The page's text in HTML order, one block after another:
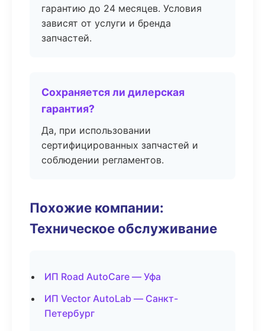
гарантию до 24 месяцев. Условия
зависят от услуги и бренда
запчастей.
Сохраняется ли дилерская
гарантия?
Да, при использовании
сертифицированных запчастей и
соблюдении регламентов.
Похожие компании:
Техническое обслуживание
ИП Road AutoCare — Уфа
ИП Vector AutoLab — Санкт-
Петербург